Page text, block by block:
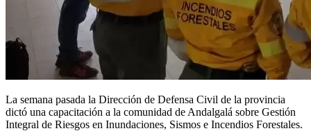
La semana pasada la Dirección de Defensa Civil de la provincia
dictó una capacitación a la comunidad de Andalgalá sobre Gestión
Integral de Riesgos en Inundaciones, Sismos e Incendios Forestales.